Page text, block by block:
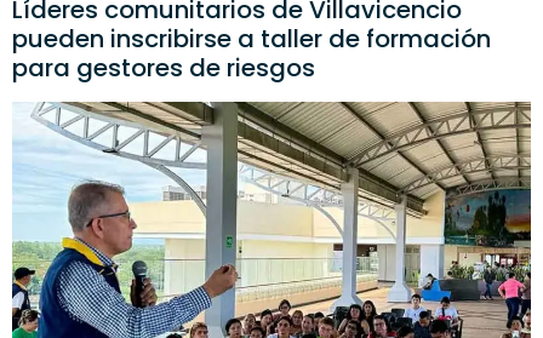
Líderes comunitarios de Villavicencio
pueden inscribirse a taller de formación
para gestores de riesgos